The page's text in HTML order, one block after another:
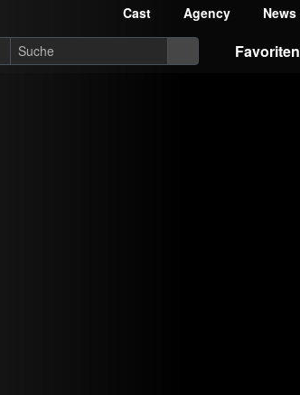
Cast Agency News
Favoriten